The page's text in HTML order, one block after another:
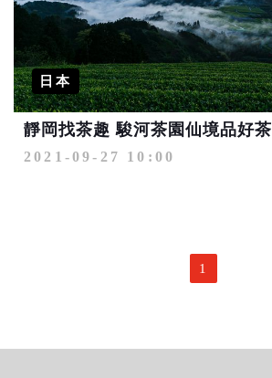
日本
靜岡找茶趣 駿河茶園仙境品好茶
2021-09-27 10:00
1